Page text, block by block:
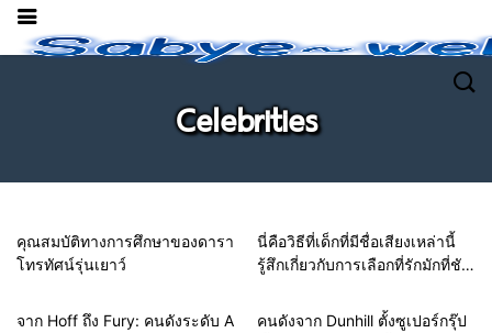
Celebrities
คุณสมบัติทางการศึกษาของดารา
โทรทัศน์รุ่นเยาว์
นี่คือวิธีที่เด็กที่มีชื่อเสียงเหล่านี้
รู้สึกเกี่ยวกับการเลือกที่รักมักที่ชัง
จาก Hoff ถึง Fury: คนดังระดับ A
คนดังจาก Dunhill ตั้งซูเปอร์กรุ๊ป